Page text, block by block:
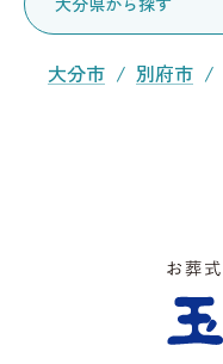
大分市 別府市